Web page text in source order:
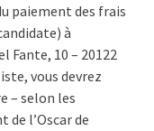
paiement des frais
à
Fante, 10 – 20122
vous devrez
– selon les
l’Oscar de